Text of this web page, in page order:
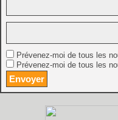
Prévenez-moi de tous les
Prévenez-moi de tous les